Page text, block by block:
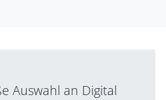
Auswahl an Digital